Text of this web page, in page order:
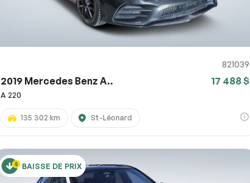
821039
2019 Mercedes Benz A.. 17 488 $
A 220
135 302 km St-Léonard
BAISSE DE PRIX